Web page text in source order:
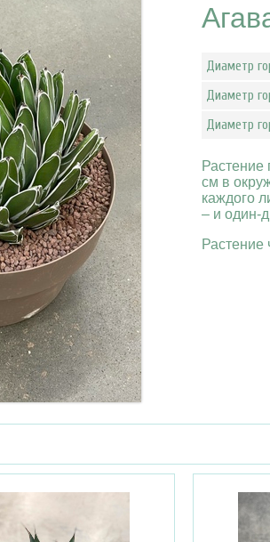
Диаметр
Диаметр
Диаметр
Растение
см в
каждого
– и один-
Растение